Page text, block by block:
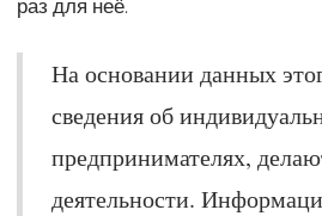
раз для неё.
На основании данных
сведения об
предпринимателях,
деятельности.